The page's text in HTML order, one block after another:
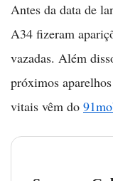
Antes da data de
A34 fizeram
vazadas. Além
próximos
vitais vêm do